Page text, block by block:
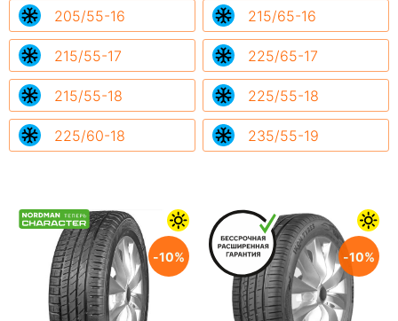
205/55-16 215/65-16
215/55-17 225/65-17
215/55-18 225/55-18
225/60-18 235/55-19
10 10